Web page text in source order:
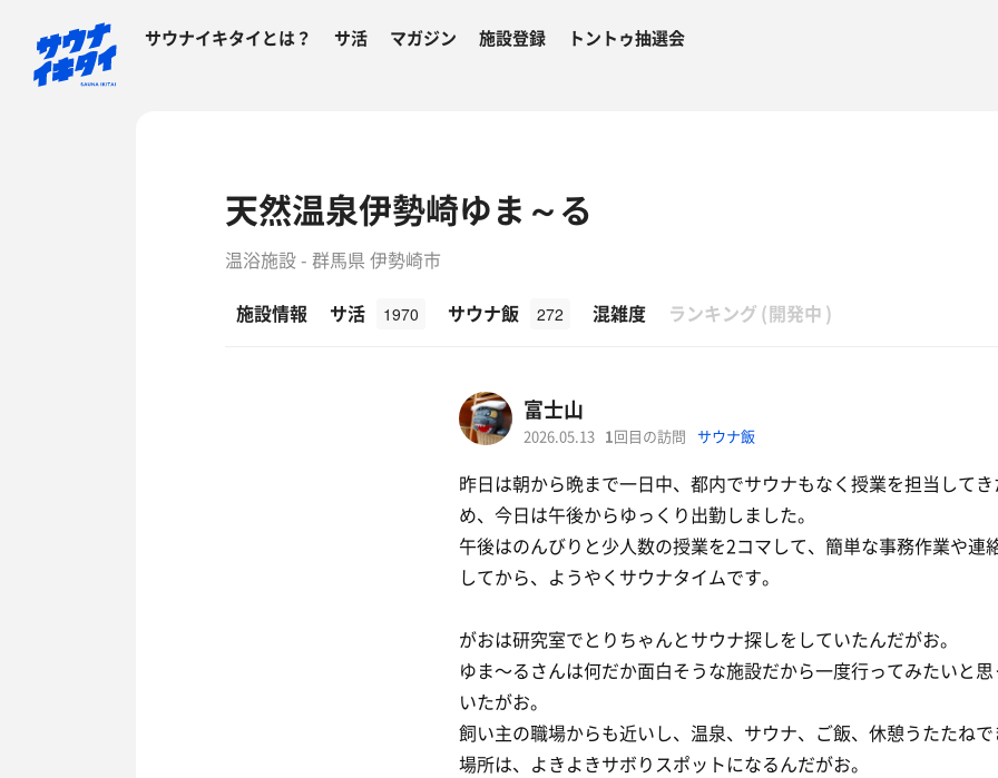
サウナイキタイとは？ サ活 マガジン 施設登録 トントゥ抽選会
天然温泉伊勢崎ゆま～る
温浴施設 - 群馬県 伊勢崎市
施設情報
サ活 1970 サウナ飯 272 混雑度 ランキング (開発中 )
富士山
2026.05.13 1 回目の訪問 サウナ飯
昨日は朝から晩まで一日中、都内でサウナもなく授業を担当して
め、今日は午後からゆっくり出勤しました。
午後はのんびりと少人数の授業を2コマして、簡単な事務作業や連
してから、ようやくサウナタイムです。
がおは研究室でとりちゃんとサウナ探しをしていたんだがお。
ゆま〜るさんは何だか面白そうな施設だから一度行ってみたいと
いたがお。
飼い主の職場からも近いし、温泉、サウナ、ご飯、休憩うたたね
場所は、よきよきサボりスポットになるんだがお。